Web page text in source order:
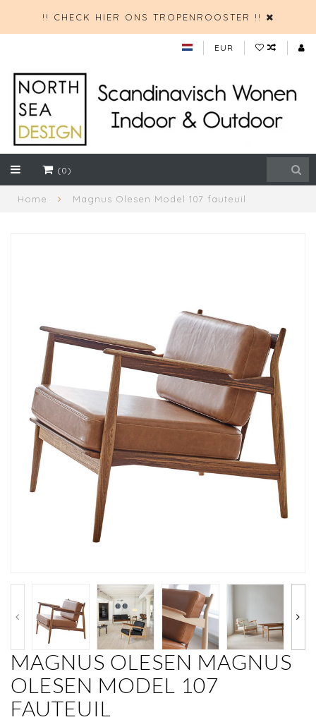
!! CHECK HIER ONS TROPENROOSTER !!
EUR
(0)
Home Magnus Olesen Model 107 fauteuil
MAGNUS OLESEN MAGNUS
OLESEN MODEL 107
FAUTEUIL